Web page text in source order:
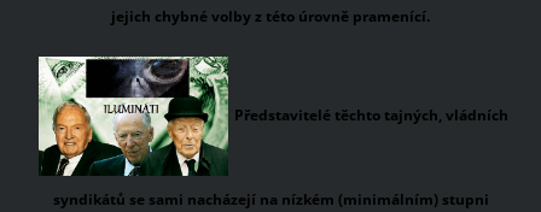
jejich chybné volby z této úrovně pramenící.
Představitelé těchto tajných, vládních
syndikátů se sami nacházejí na nízkém (minimálním) stupni